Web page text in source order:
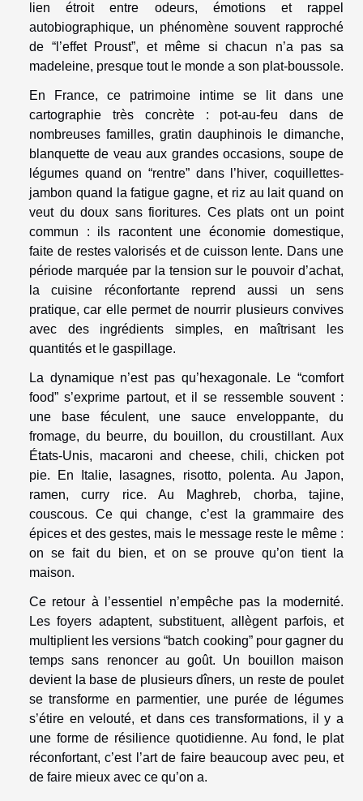
lien étroit entre odeurs, émotions et rappel
autobiographique, un phénomène souvent rapproché
de “l’effet Proust”, et même si chacun n’a pas sa
madeleine, presque tout le monde a son plat-boussole.
En France, ce patrimoine intime se lit dans une
cartographie très concrète : pot-au-feu dans de
nombreuses familles, gratin dauphinois le dimanche,
blanquette de veau aux grandes occasions, soupe de
légumes quand on “rentre” dans l’hiver, coquillettes-
jambon quand la fatigue gagne, et riz au lait quand on
veut du doux sans fioritures. Ces plats ont un point
commun : ils racontent une économie domestique,
faite de restes valorisés et de cuisson lente. Dans une
période marquée par la tension sur le pouvoir d’achat,
la cuisine réconfortante reprend aussi un sens
pratique, car elle permet de nourrir plusieurs convives
avec des ingrédients simples, en maîtrisant les
quantités et le gaspillage.
La dynamique n’est pas qu’hexagonale. Le “comfort
food” s’exprime partout, et il se ressemble souvent :
une base féculent, une sauce enveloppante, du
fromage, du beurre, du bouillon, du croustillant. Aux
États-Unis, macaroni and cheese, chili, chicken pot
pie. En Italie, lasagnes, risotto, polenta. Au Japon,
ramen, curry rice. Au Maghreb, chorba, tajine,
couscous. Ce qui change, c’est la grammaire des
épices et des gestes, mais le message reste le même :
on se fait du bien, et on se prouve qu’on tient la
maison.
Ce retour à l’essentiel n’empêche pas la modernité.
Les foyers adaptent, substituent, allègent parfois, et
multiplient les versions “batch cooking” pour gagner du
temps sans renoncer au goût. Un bouillon maison
devient la base de plusieurs dîners, un reste de poulet
se transforme en parmentier, une purée de légumes
s’étire en velouté, et dans ces transformations, il y a
une forme de résilience quotidienne. Au fond, le plat
réconfortant, c’est l’art de faire beaucoup avec peu, et
de faire mieux avec ce qu’on a.